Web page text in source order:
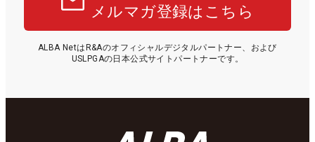
メルマガ登録はこちら
ALBA NetはR&Aのオフィシャルデジタルパートナー、および
USLPGAの日本公式サイトパートナーです。